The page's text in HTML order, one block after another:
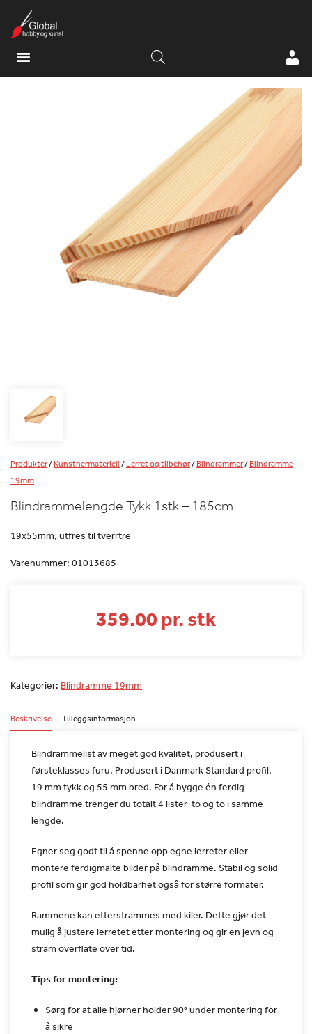
Produkter/Kunstnermateriell/Lerret og tilbehør/Blindrammer/Blindramme
19mm
Blindrammelengde Tykk 1stk – 185cm
19x55mm, utfres til tverrtre
Varenummer: 01013685
359.00 pr. stk
Kategorier: Blindramme 19mm
Beskrivelse Tilleggsinformasjon
Blindrammelist av meget god kvalitet, produsert i
førsteklasses furu. Produsert i DanmarkStandard profil,
19 mm tykk og 55 mm bred. For å bygge én ferdig
blindramme trenger du totalt 4 lister  to og to i samme
lengde.
Egner seg godt til å spenne opp egne lerreter eller
montere ferdigmalte bilder på blindramme. Stabil og solid
profil som gir god holdbarhet også for større formater.
Rammene kan etterstrammes med kiler. Dette gjør det
mulig åjustere lerretet etter montering og gir en jevn og
stram overflate over tid.
Tips for montering:
Sørg for at alle hjørner holder 90° under montering for
å sikre